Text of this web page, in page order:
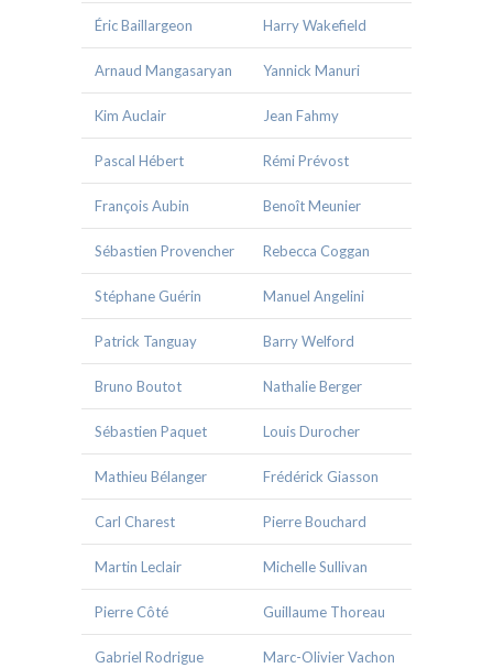
Éric Baillargeon Harry Wakefield
Arnaud Mangasaryan Yannick Manuri
Kim Auclair Jean Fahmy
Pascal Hébert Rémi Prévost
François Aubin Benoît Meunier
Sébastien Provencher Rebecca Coggan
Stéphane Guérin Manuel Angelini
Patrick Tanguay Barry Welford
Bruno Boutot Nathalie Berger
Sébastien Paquet Louis Durocher
Mathieu Bélanger Frédérick Giasson
Carl Charest Pierre Bouchard
Martin Leclair Michelle Sullivan
Pierre Côté Guillaume Thoreau
Gabriel Rodrigue Marc-Olivier Vachon